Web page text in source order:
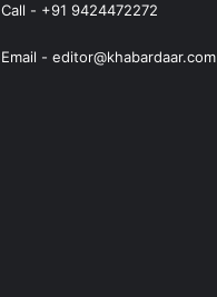
Call - +91 9424472272
Email - editor@khabardaar.com